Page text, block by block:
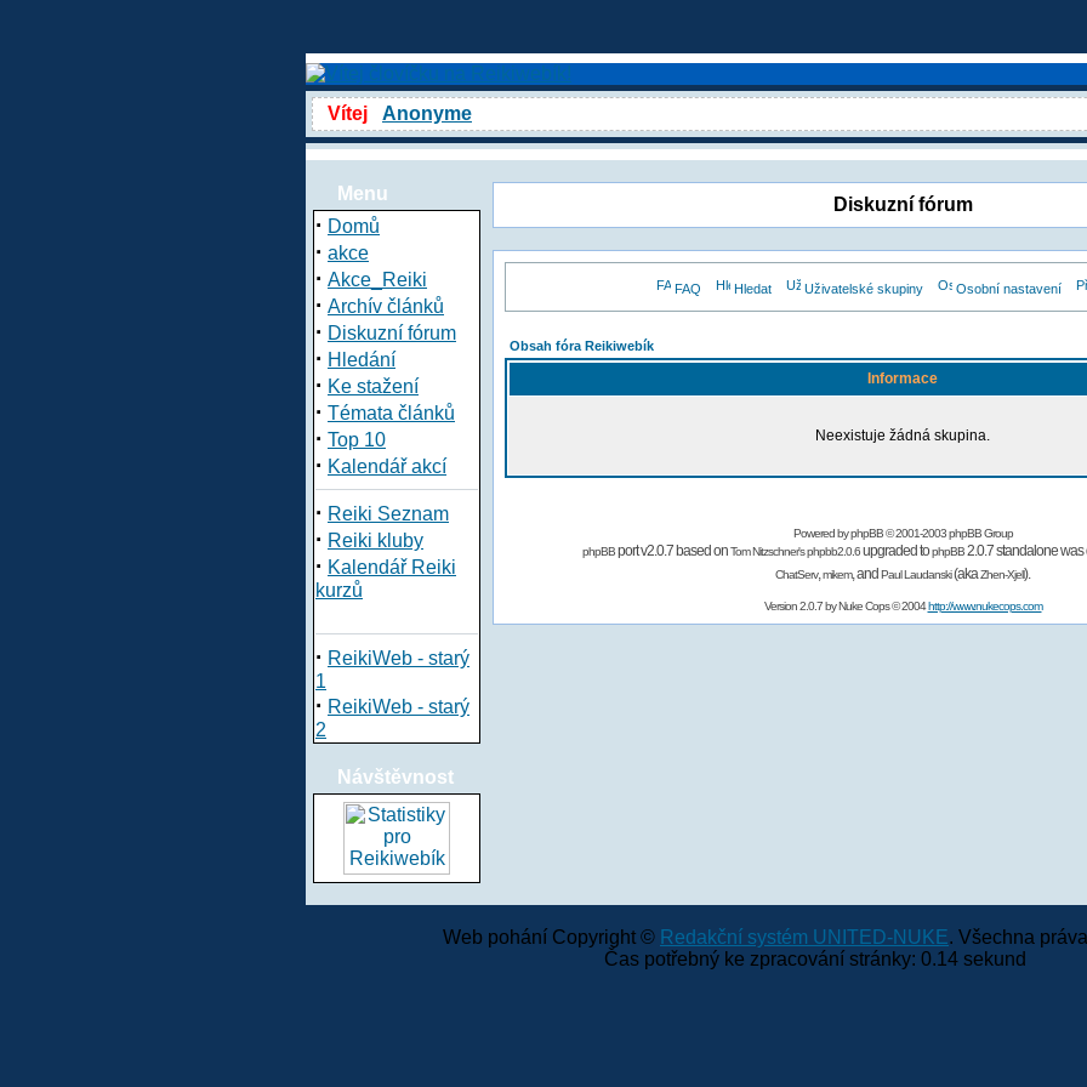
Vítej Anonyme
Menu
· Domů
· akce
· Akce_Reiki
· Archív článků
· Diskuzní fórum
· Hledání
· Ke stažení
· Témata článků
· Top 10
· Kalendář akcí
· Reiki Seznam
· Reiki kluby
· Kalendář Reiki
kurzů
· ReikiWeb - starý
1
· ReikiWeb - starý
2
Návštěvnost
Diskuzní fórum
FAQ Hledat Uživatelské skupiny Osobní nastavení
Obsah fóra Reikiwebík
Informace
Neexistuje žádná skupina.
Powered byphpBB© 2001-2003 phpBB Group
phpBBport v2.0.7 based onTom Nitzschner'sphpbb2.0.6upgraded tophpBB2.0.7 standalone
ChatServ,mikem,and Paul Laudanski(akaZhen-Xjell).
Version 2.0.7 byNuke Cops© 2004http://www.nukecops.com
Web pohání Copyright © Redakční systém UNITED-NUKE. Všechna
Čas potřebný ke zpracování stránky: 0.14 sekund